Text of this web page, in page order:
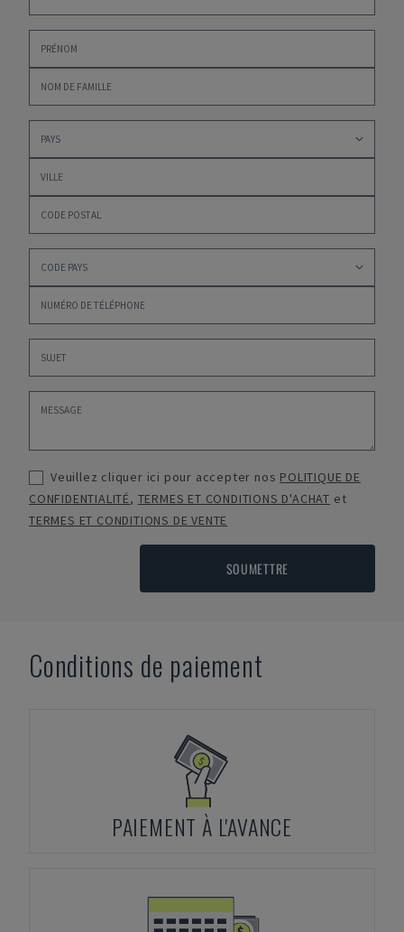
Veuillez cliquer ici pour accepter nos POLITIQUE DE
CONFIDENTIALITÉ, TERMES ET CONDITIONS D'ACHAT et
TERMES ET CONDITIONS DE VENTE
SOUMETTRE
Conditions de paiement
PAIEMENT À L'AVANCE